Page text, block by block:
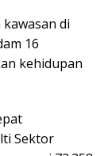
di
16
kehidupan
Sektor